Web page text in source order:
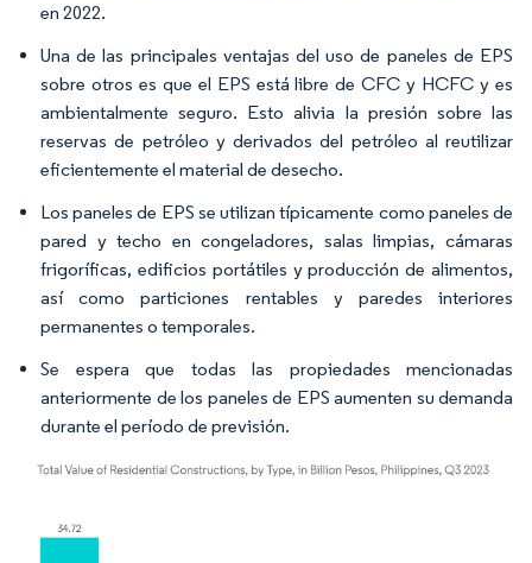
en 2022.
Una de las principales ventajas del uso de paneles de EPS
sobre otros es que el EPS está libre de CFC y HCFC y es
ambientalmente seguro. Esto alivia la presión sobre las
reservas de petróleo y derivados del petróleo al reutilizar
eficientemente el material de desecho.
Los paneles de EPS se utilizan típicamente como paneles de
pared y techo en congeladores, salas limpias, cámaras
frigoríficas, edificios portátiles y producción de alimentos,
así como particiones rentables y paredes interiores
permanentes o temporales.
Se espera que todas las propiedades mencionadas
anteriormente de los paneles de EPS aumenten su demanda
durante el período de previsión.